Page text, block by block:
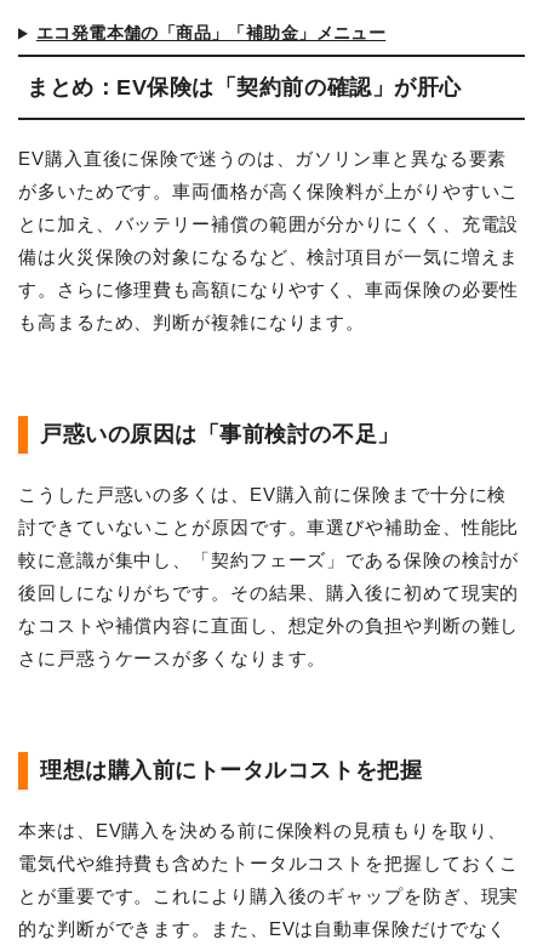
エコ発電本舗の「商品」「補助金」メニュー
まとめ：EV保険は「契約前の確認」が肝心
EV購入直後に保険で迷うのは、ガソリン車と異なる要素
が多いためです。車両価格が高く保険料が上がりやすいこ
とに加え、バッテリー補償の範囲が分かりにくく、充電設
備は火災保険の対象になるなど、検討項目が一気に増えま
す。さらに修理費も高額になりやすく、車両保険の必要性
も高まるため、判断が複雑になります。
戸惑いの原因は「事前検討の不足」
こうした戸惑いの多くは、EV購入前に保険まで十分に検
討できていないことが原因です。車選びや補助金、性能比
較に意識が集中し、「契約フェーズ」である保険の検討が
後回しになりがちです。その結果、購入後に初めて現実的
なコストや補償内容に直面し、想定外の負担や判断の難し
さに戸惑うケースが多くなります。
理想は購入前にトータルコストを把握
本来は、EV購入を決める前に保険料の見積もりを取り、
電気代や維持費も含めたトータルコストを把握しておくこ
とが重要です。これにより購入後のギャップを防ぎ、現実
的な判断ができます。また、EVは自動車保険だけでなく